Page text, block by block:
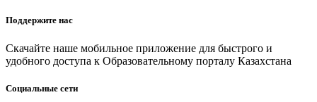
Поддержите нас
Скачайте наше мобильное приложение для быстрого и
удобного доступа к Образовательному порталу Казахстана
Социальные сети